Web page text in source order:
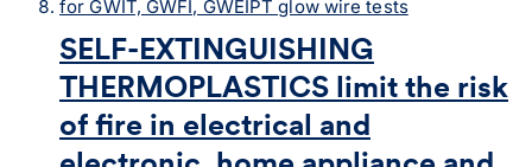
SELF-EXTINGUISHING
THERMOPLASTICS limit the risk
of fire in electrical and